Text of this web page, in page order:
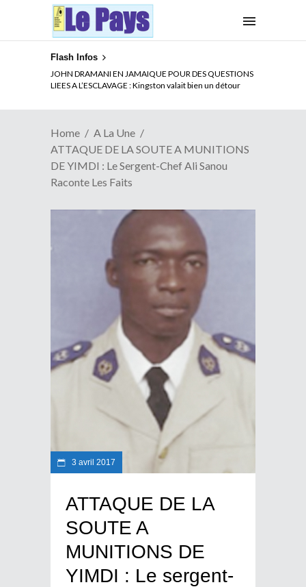
Flash Infos
ELECTION DE TALON A LA TETE DU SENAT BENINOIS :
Quand Patrice quitte le pouvoir sans partir !
Home
A La Une
ATTAQUE DE LA SOUTE A MUNITIONS
DE YIMDI : Le Sergent-Chef Ali Sanou
Raconte Les Faits
3 avril 2017
ATTAQUE DE LA
SOUTE A
MUNITIONS DE
YIMDI : Le sergent-